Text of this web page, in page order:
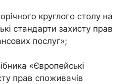
круглого столу на
стандарти захисту прав
послуг»;
«Європейські
прав споживачів